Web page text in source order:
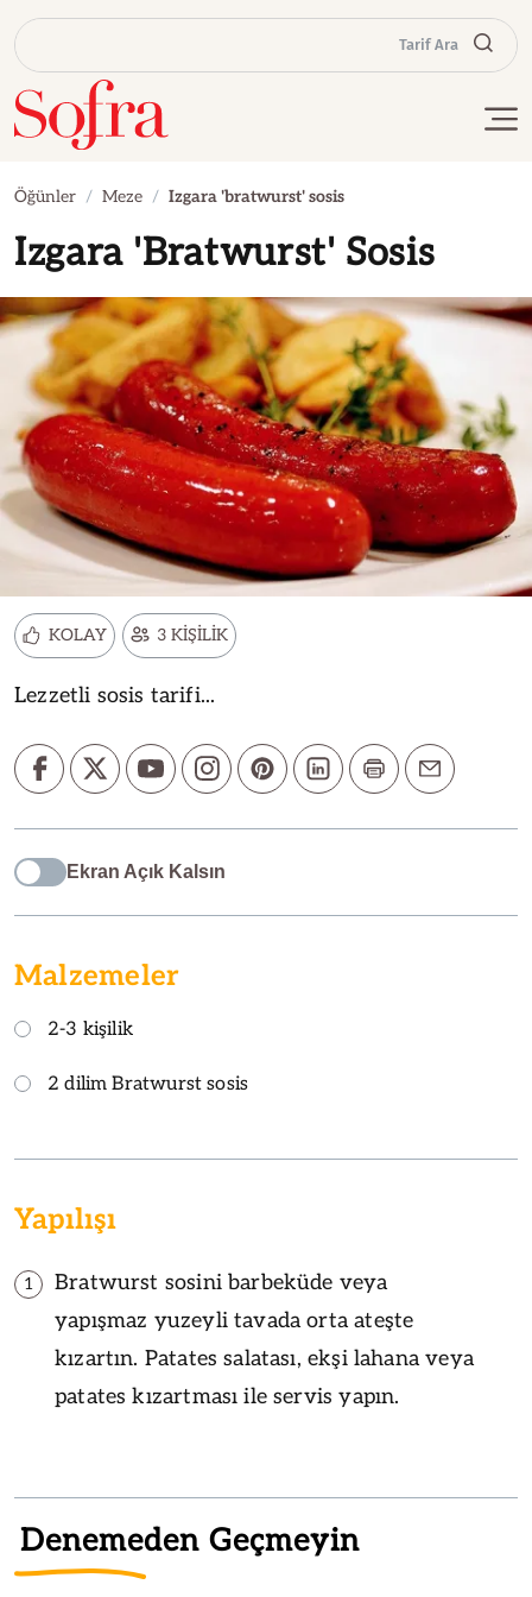
Tarif Ara
Öğünler Meze Izgara 'bratwurst' sosis
Izgara 'Bratwurst' Sosis
KOLAY 3 KİŞİLİK
Lezzetli sosis tarifi...
Ekran Açık Kalsın
Malzemeler
2-3 kişilik
2 dilim Bratwurst sosis
Yapılışı
1
Bratwurst sosini barbeküde veya
yapışmaz yuzeyli tavada orta ateşte
kızartın. Patates salatası, ekşi lahana veya
patates kızartması ile servis yapın.
Denemeden Geçmeyin